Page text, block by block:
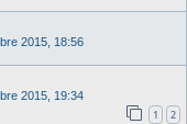
2015, 18:56
2015, 19:34
1 2